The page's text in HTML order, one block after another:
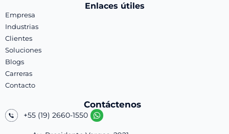
Enlaces útiles
Empresa
Industrias
Clientes
Soluciones
Blogs
Carreras
Contacto
Contáctenos
+55 (19) 2660-1550